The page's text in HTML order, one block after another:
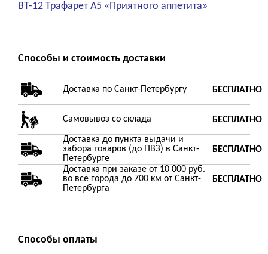
ВТ-12 Трафарет А5 «Приятного аппетита»
Способы и стоимость доставки
Доставка по Санкт-Петербургу БЕСПЛАТНО
Самовывоз со склада БЕСПЛАТНО
Доставка до пункта выдачи и
забора товаров (до ПВЗ) в Санкт-
Петербурге
БЕСПЛАТНО
Доставка при заказе от 10 000 руб.
во все города до 700 км от Санкт-
Петербурга
БЕСПЛАТНО
Способы оплаты